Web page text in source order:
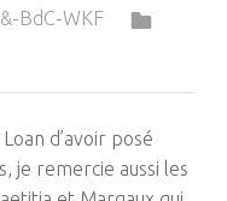
BdC-WKF
d’avoir posé
je remercie aussi les